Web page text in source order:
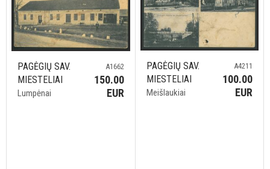
PAGĖGIŲ SAV.
MIESTELIAI
Lumpėnai
A1662
150.00
EUR
PAGĖGIŲ SAV.
MIESTELIAI
Meišlaukiai
A4211
100.00
EUR